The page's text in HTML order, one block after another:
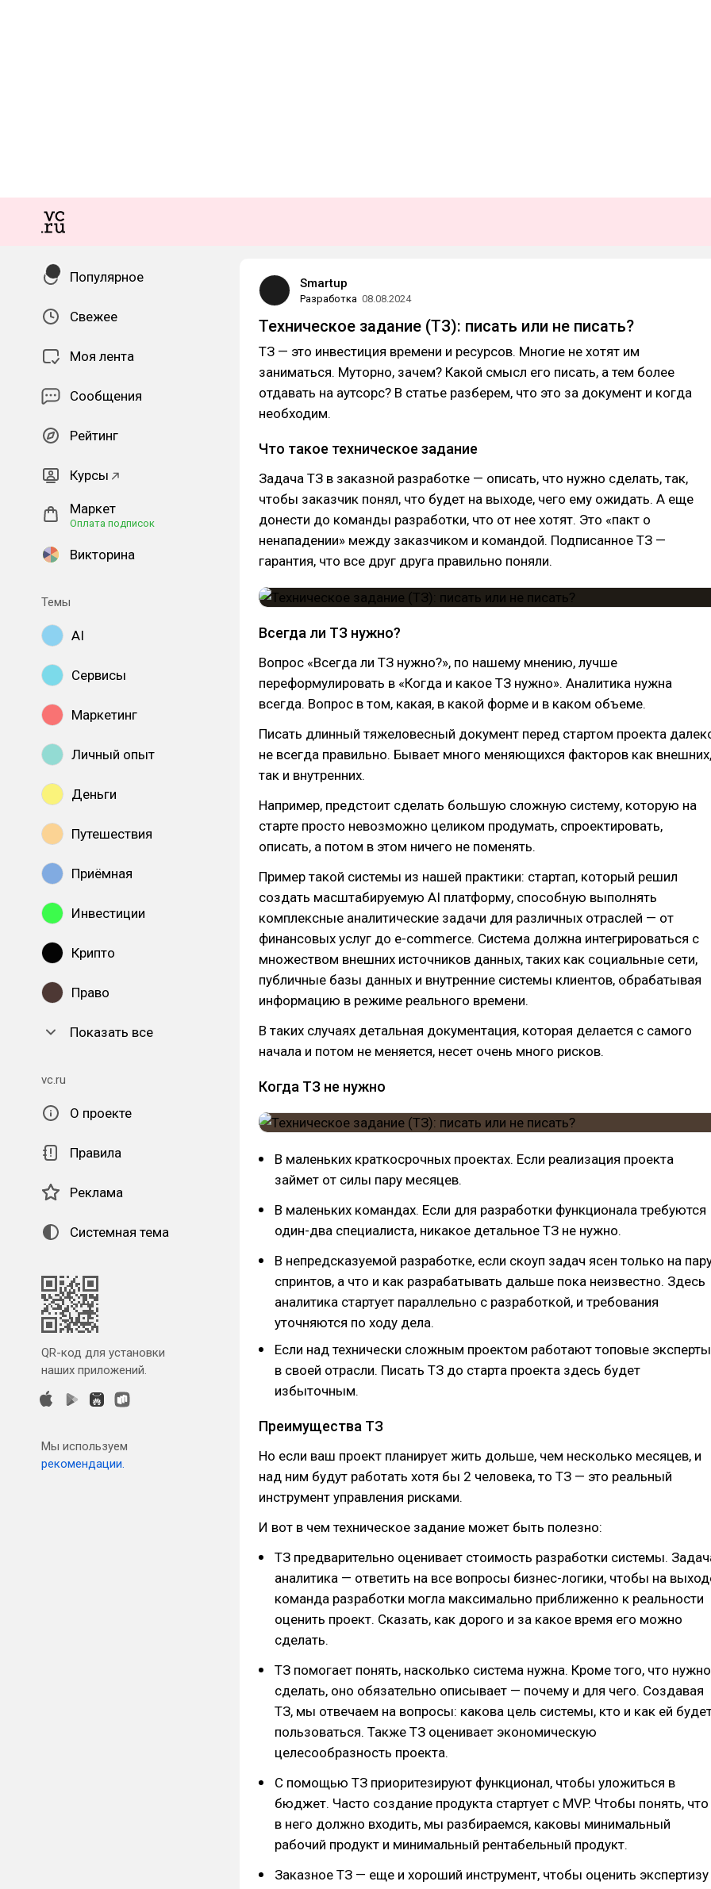
Популярное
Свежее
Моя лента
Сообщения
Рейтинг
Курсы
Маркет
Оплата подписок
Викторина
Темы
AI
Сервисы
Маркетинг
Личный опыт
Деньги
Путешествия
Приёмная
Инвестиции
Крипто
Право
Показать все
vc.ru
О проекте
Правила
Реклама
Системная тема
QR-код для установки
наших приложений.
Мы используем
рекомендации.
Smartup
Разработка 08.08.2024
Техническое задание (ТЗ): писать или не писать?
ТЗ — это инвестиция времени и ресурсов. Многие не хотят им
заниматься. Муторно, зачем? Какой смысл его писать, а тем более
отдавать на аутсорс? В статье разберем, что это за документ и когда
необходим.
Что такое техническое задание
Задача ТЗ в заказной разработке — описать, что нужно сделать, так,
чтобы заказчик понял, что будет на выходе, чего ему ожидать. А еще
донести до команды разработки, что от нее хотят. Это «пакт о
ненападении» между заказчиком и командой. Подписанное ТЗ —
гарантия, что все друг друга правильно поняли.
Всегда ли ТЗ нужно?
Вопрос «Всегда ли ТЗ нужно?», по нашему мнению, лучше
переформулировать в «Когда и какое ТЗ нужно». Аналитика нужна
всегда. Вопрос в том, какая, в какой форме и в каком объеме.
Писать длинный тяжеловесный документ перед стартом проекта
не всегда правильно. Бывает много меняющихся факторов как внешних,
так и внутренних.
Например, предстоит сделать большую сложную систему, которую на
старте просто невозможно целиком продумать, спроектировать,
описать, а потом в этом ничего не поменять.
Пример такой системы из нашей практики: стартап, который решил
создать масштабируемую AI платформу, способную выполнять
комплексные аналитические задачи для различных отраслей — от
финансовых услуг до e-commerce. Система должна интегрироваться с
множеством внешних источников данных, таких как социальные сети,
публичные базы данных и внутренние системы клиентов, обрабатывая
информацию в режиме реального времени.
В таких случаях детальная документация, которая делается с самого
начала и потом не меняется, несет очень много рисков.
Когда ТЗ не нужно
В маленьких краткосрочных проектах. Если реализация проекта
займет от силы пару месяцев.
В маленьких командах. Если для разработки функционала требуются
один-два специалиста, никакое детальное ТЗ не нужно.
В непредсказуемой разработке, если скоуп задач ясен только на
спринтов, а что и как разрабатывать дальше пока неизвестно. Здесь
аналитика стартует параллельно с разработкой, и требования
уточняются по ходу дела.
Если над технически сложным проектом работают топовые эксперты
в своей отрасли. Писать ТЗ до старта проекта здесь будет
избыточным.
Преимущества ТЗ
Но если ваш проект планирует жить дольше, чем несколько месяцев, и
над ним будут работать хотя бы 2 человека, то ТЗ — это реальный
инструмент управления рисками.
И вот в чем техническое задание может быть полезно:
ТЗ предварительно оценивает стоимость разработки системы.
аналитика — ответить на все вопросы бизнес-логики, чтобы на
команда разработки могла максимально приближенно к реальности
оценить проект. Сказать, как дорого и за какое время его можно
сделать.
ТЗ помогает понять, насколько система нужна. Кроме того, что нужно
сделать, оно обязательно описывает — почему и для чего. Создавая
ТЗ, мы отвечаем на вопросы: какова цель системы, кто и как ей
пользоваться. Также ТЗ оценивает экономическую
целесообразность проекта.
С помощью ТЗ приоритезируют функционал, чтобы уложиться в
бюджет. Часто создание продукта стартует с MVP. Чтобы понять, что
в него должно входить, мы разбираемся, каковы минимальный
рабочий продукт и минимальный рентабельный продукт.
Заказное ТЗ — еще и хороший инструмент, чтобы оценить экспертизу